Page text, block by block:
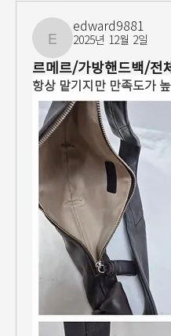
edward9881
edward9881
2025년 12월 2일
르메르/가방핸드백/전
항상 맡기지만 만족도가